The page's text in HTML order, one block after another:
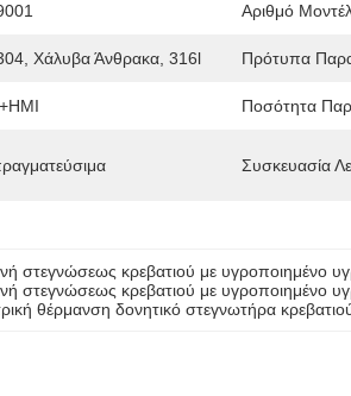
Αριθμό
Χάλυβα Άνθρακα, 316l Πρότυπα
Ποσότητα
Συσκευασία
στεγνώσεως κρεβατιού με υγροποιημένο
στεγνώσεως κρεβατιού με υγροποιημένο
θέρμανση δονητικό στεγνωτήρα